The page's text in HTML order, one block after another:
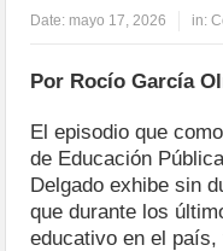
Date: mayo 17, 2026 in:
Por Rocío García
El episodio que
de Educación
Delgado exhibe sin
que durante los
educativo en el